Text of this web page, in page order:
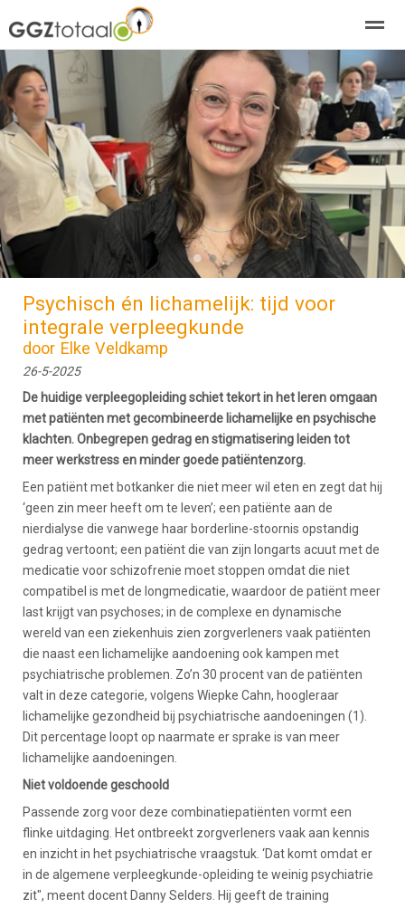
over GGZTotaal abonneren adverteren E-
Home Nieuws Zoeken Pagina's E-
● ●
Psychisch én lichamelijk: tijd voor
integrale verpleegkunde
door Elke Veldkamp
26-5-2025
De huidige verpleegopleiding schiet tekort in het leren omgaan
met patiënten met gecombineerde lichamelijke en psychische
klachten. Onbegrepen gedrag en stigmatisering leiden tot
meer werkstress en minder goede patiëntenzorg.
Een patiënt met botkanker die niet meer wil eten en zegt dat hij
‘geen zin meer heeft om te leven’; een patiënte aan de
nierdialyse die vanwege haar borderline-stoornis opstandig
gedrag vertoont; een patiënt die van zijn longarts acuut met de
medicatie voor schizofrenie moet stoppen omdat die niet
compatibel is met de longmedicatie, waardoor de patiënt meer
last krijgt van psychoses; in de complexe en dynamische
wereld van een ziekenhuis zien zorgverleners vaak patiënten
die naast een lichamelijke aandoening ook kampen met
psychiatrische problemen. Zo’n 30 procent van de patiënten
valt in deze categorie, volgens Wiepke Cahn, hoogleraar
lichamelijke gezondheid bij psychiatrische aandoeningen (1).
Dit percentage loopt op naarmate er sprake is van meer
lichamelijke aandoeningen.
Niet voldoende geschoold
Passende zorg voor deze combinatiepatiënten vormt een
flinke uitdaging. Het ontbreekt zorgverleners vaak aan kennis
en inzicht in het psychiatrische vraagstuk. ‘Dat komt omdat er
in de algemene verpleegkunde-opleiding te weinig psychiatrie
zit", meent docent Danny Selders. Hij geeft de training